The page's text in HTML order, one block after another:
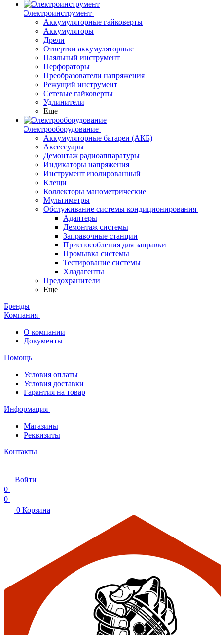
Электроинструмент
Аккумуляторные гайковерты
Аккумуляторы
Дрели
Отвертки аккумуляторные
Паяльный инструмент
Перфораторы
Преобразователи напряжения
Режущий инструмент
Сетевые гайковерты
Удлинители
Еще
Электрооборудование
Аккумуляторные батареи (АКБ)
Аксессуары
Демонтаж радиоаппаратуры
Индикаторы напряжения
Инструмент изолированный
Клещи
Коллекторы манометрические
Мультиметры
Обслуживание системы кондиционирования
Адаптеры
Демонтаж системы
Заправочные станции
Приспособления для заправки
Промывка системы
Тестирование системы
Хладагенты
Предохранители
Еще
Бренды
Компания
О компании
Документы
Помощь
Условия оплаты
Условия доставки
Гарантия на товар
Информация
Магазины
Реквизиты
Контакты
Войти
0
0
0 Корзина